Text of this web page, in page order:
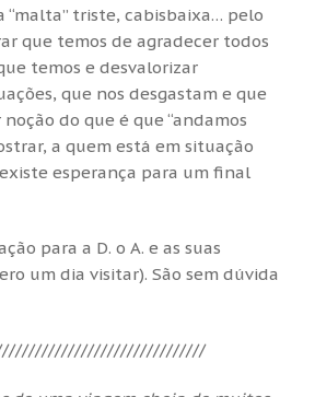
“malta” triste, cabisbaixa… pelo
que temos de agradecer todos
temos e desvalorizar
que nos desgastam e que
do que é que “andamos
a quem está em situação
esperança para um final
para a D. o A. e as suas
um dia visitar). São sem dúvida